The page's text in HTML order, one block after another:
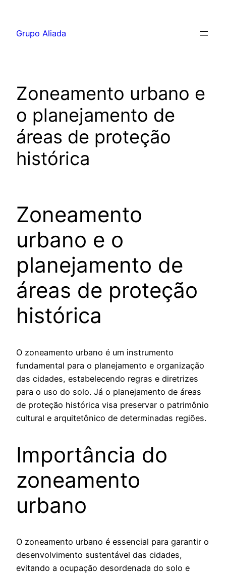
Grupo Aliada
Zoneamento urbano e
o planejamento de
áreas de proteção
histórica
Zoneamento
urbano e o
planejamento de
áreas de proteção
histórica
O zoneamento urbano é um instrumento
fundamental para o planejamento e organização
das cidades, estabelecendo regras e diretrizes
para o uso do solo. Já o planejamento de áreas
de proteção histórica visa preservar o patrimônio
cultural e arquitetônico de determinadas regiões.
Importância do
zoneamento
urbano
O zoneamento urbano é essencial para garantir o
desenvolvimento sustentável das cidades,
evitando a ocupação desordenada do solo e